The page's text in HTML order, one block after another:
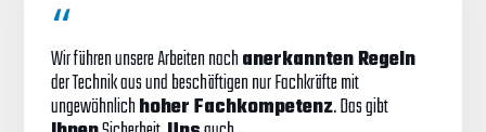
Wir führen unsere Arbeiten nachanerkannten Regeln
der Technik aus und beschäftigen nur Fachkräfte mit
ungewöhnlichhoher Fachkompetenz. Das gibt